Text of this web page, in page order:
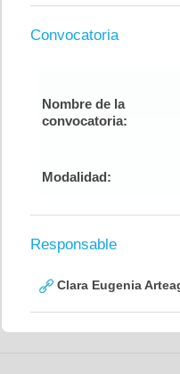
Convocatoria
Nombre de la
convocatoria:
Modalidad:
Responsable
Clara Eugenia